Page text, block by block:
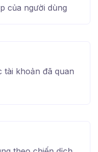
của người dùng
tài khoản đã quan